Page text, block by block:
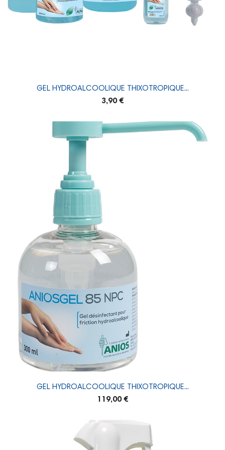
GEL HYDROALCOOLIQUE THIXOTROPIQUE...
3,90 €
GEL HYDROALCOOLIQUE THIXOTROPIQUE...
119,00 €